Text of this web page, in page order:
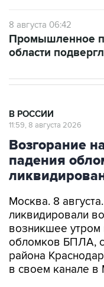
8 августа 06:42
Промышленное
области
В РОССИИ
11:59, 8 августа 2026
Возгорание
падения
Москва. 8
ликвидировали
возникшее утром
обломков БПЛА,
района
в своем канале в